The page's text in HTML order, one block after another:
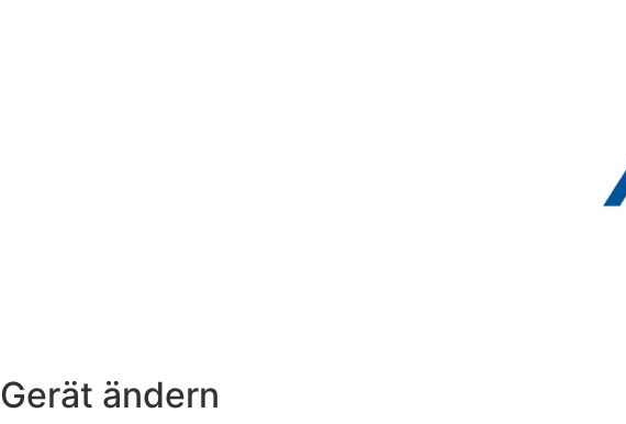
Gerät ändern